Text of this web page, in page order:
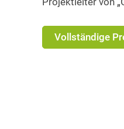
Vollständige